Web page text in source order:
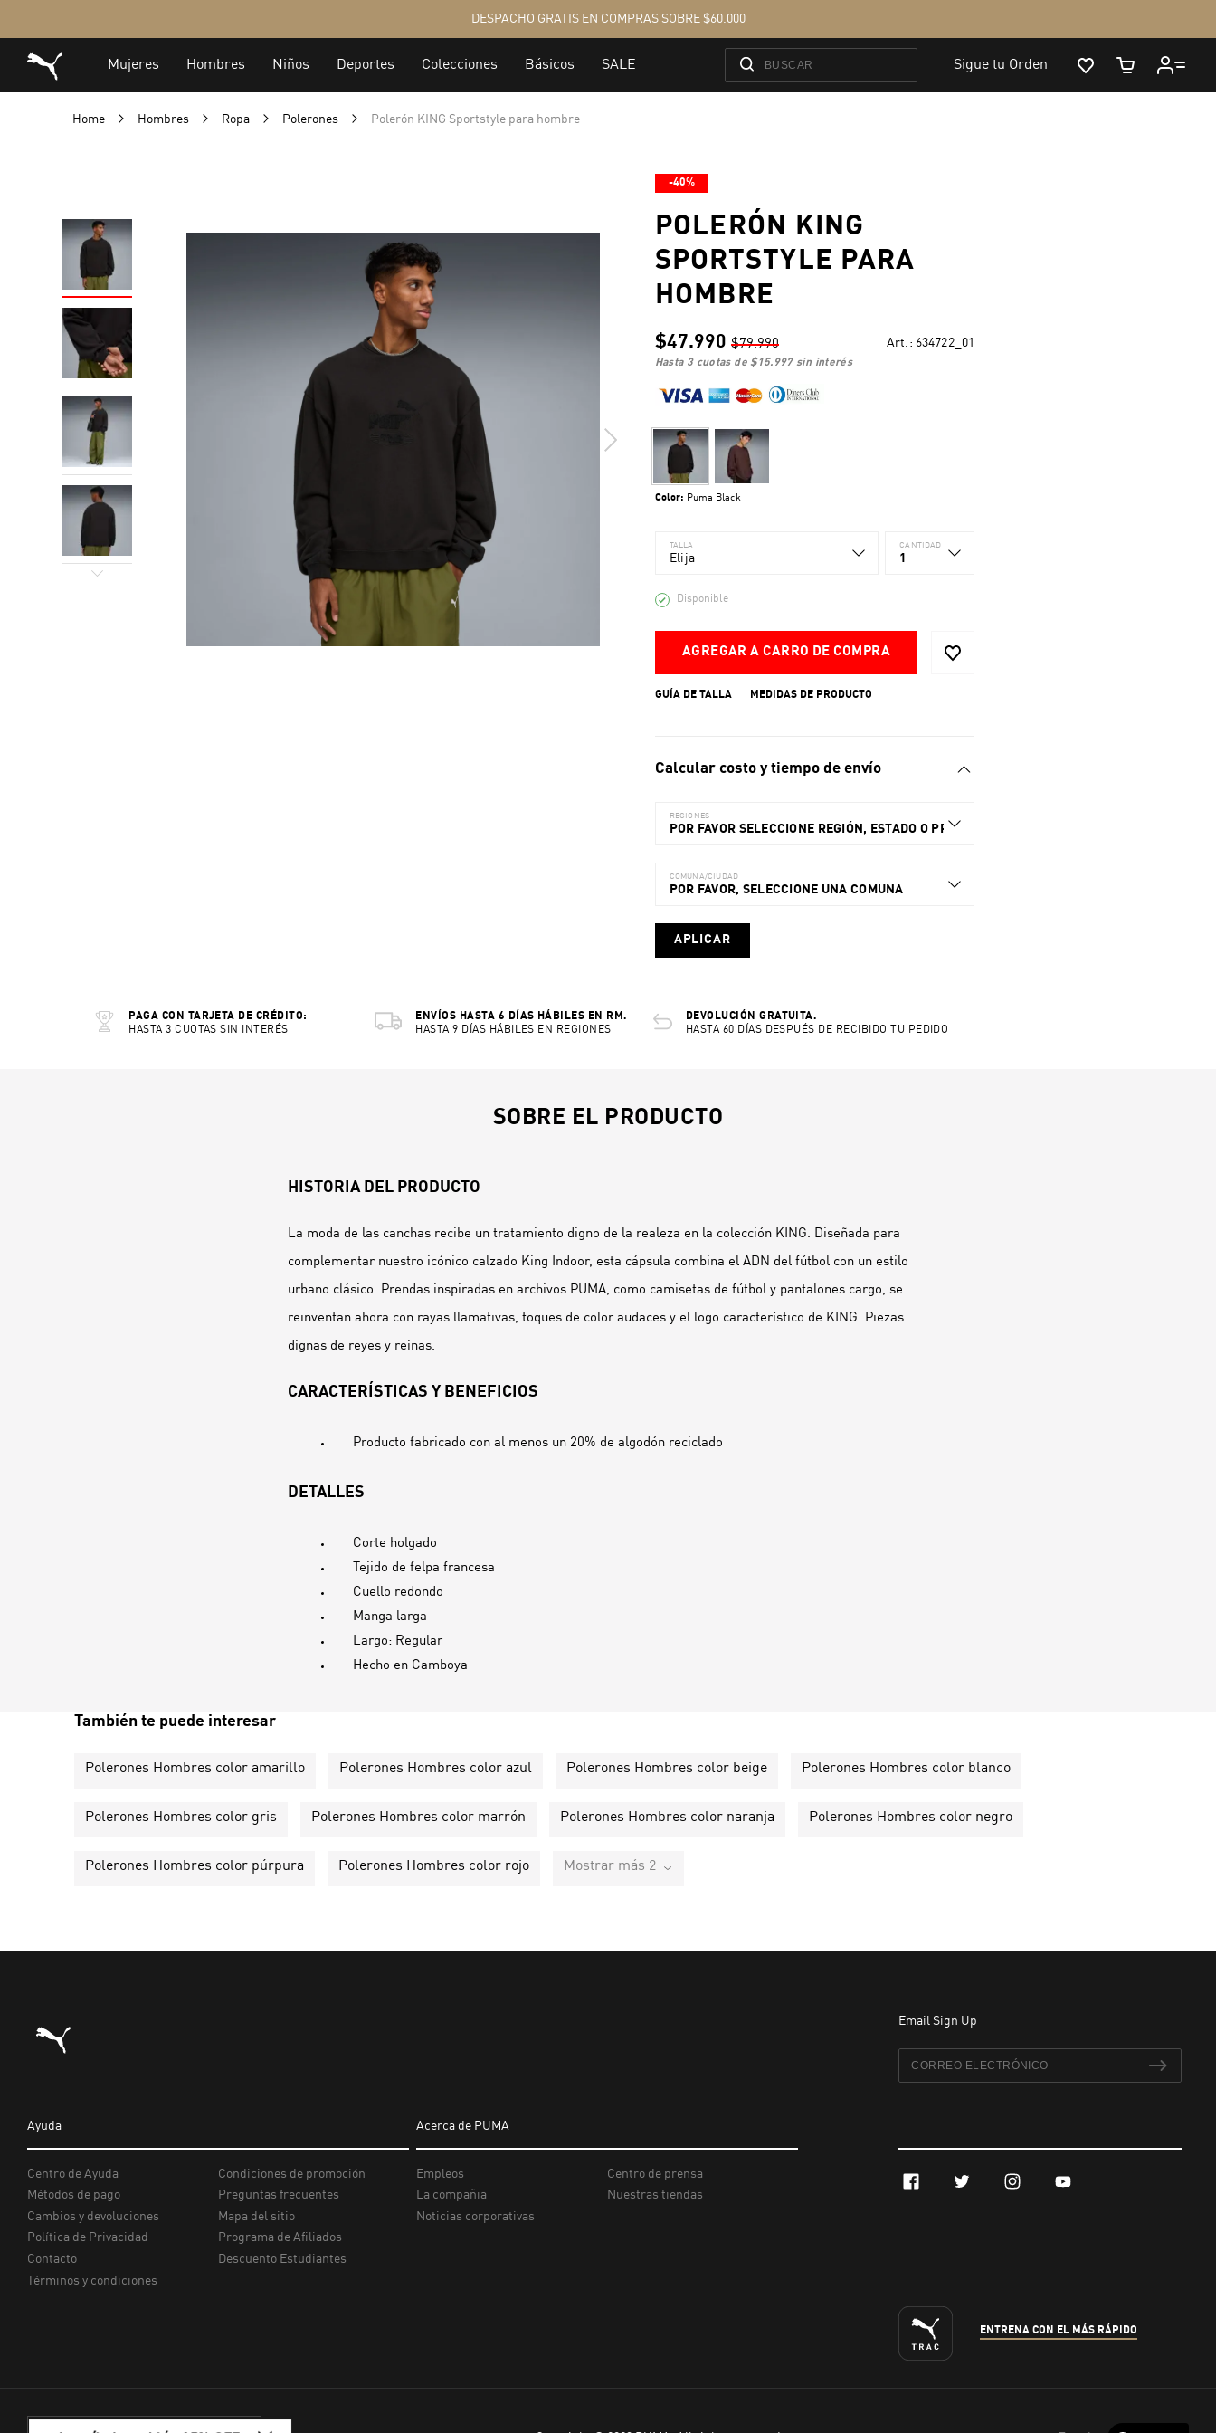
Home Hombres Ropa Polerones Polerón KING Sportstyle para hombre
-40%
POLERÓN KING
SPORTSTYLE PARA
HOMBRE
$47.990 $79.990 Art.: 634722_01
hasta 3 cuotas de $15.997sin interés
Color: Puma Black
TALLA
Elija
CANTIDAD
1
Disponible
AGREGAR A CARRO DE COMPRA
GUÍA DE TALLA MEDIDAS DE PRODUCTO
Calcular costo y tiempo de envío
REGIONES
POR FAVOR SELECCIONE REGIÓN, ESTADO O PROVINCIA.
COMUNA/CIUDAD
POR FAVOR, SELECCIONE UNA COMUNA
APLICAR
PAGA CON TARJETA DE CRÉDITO:
HASTA 3 CUOTAS SIN INTERÉS
ENVÍOS HASTA 6 DÍAS HÁBILES EN RM.
HASTA 9 DÍAS HÁBILES EN REGIONES
DEVOLUCIÓN GRATUITA.
HASTA 60 DÍAS DESPUÉS DE RECIBIDO TU PEDIDO
SOBRE EL PRODUCTO
HISTORIA DEL PRODUCTO
La moda de las canchas recibe un tratamiento digno de la realeza en la colección KING. Diseñada para
complementar nuestro icónico calzado King Indoor, esta cápsula combina el ADN del fútbol con un estilo
urbano clásico. Prendas inspiradas en archivos PUMA, como camisetas de fútbol y pantalones cargo, se
reinventan ahora con rayas llamativas, toques de color audaces y el logo característico de KING. Piezas
dignas de reyes y reinas.
CARACTERÍSTICAS Y BENEFICIOS
Producto fabricado con al menos un 20% de algodón reciclado
DETALLES
Corte holgado
Tejido de felpa francesa
Cuello redondo
Manga larga
Largo: Regular
Hecho en Camboya
También te puede interesar
Polerones Hombres color amarillo Polerones Hombres color azul Polerones Hombres color beige Polerones Hombres color blanco
Polerones Hombres color gris Polerones Hombres color marrón Polerones Hombres color naranja Polerones Hombres color negro
Polerones Hombres color púrpura Polerones Hombres color rojo Mostrar más 2